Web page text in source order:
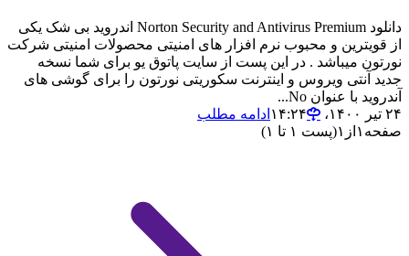
دانلود Norton Security and Antivirus Premium اندروید بی شک یکی
از قویترین و محبوب نرم افزار های امنیتی محصولات امنیتی شرکت
نورتون میباشد . در این پست از سایت پاتوق یو برای شما نسخه
جدید آنتی ویروس و اینترنت سکوریتی نورتون را برای گوشی های
آندروید با عنوان No...
۲۴ تیر ۱۴۰۰،‏ ۱۴:۲۴
ادامه مطلب
صفحه ۱ از ۱(پست ۱ تا ۱)